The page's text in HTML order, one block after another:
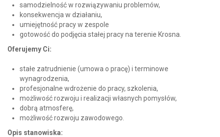
samodzielność w rozwiązywaniu problemów,
konsekwencja w działaniu,
umiejętność pracy w zespole
gotowość do podjęcia stałej pracy na terenie Krosna.
Oferujemy Ci:
stałe zatrudnienie (umowa o pracę) i terminowe
wynagrodzenia,
profesjonalne wdrożenie do pracy, szkolenia,
możliwość rozwoju i realizacji własnych pomysłów,
dobrą atmosferę,
możliwość rozwoju zawodowego.
Opis stanowiska: